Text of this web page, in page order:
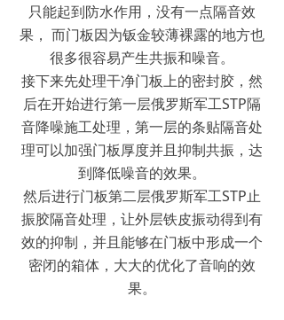
只能起到防水作用，没有一点隔音效
果， 而门板因为钣金较薄裸露的地方也
很多很容易产生共振和噪音。
接下来先处理干净门板上的密封胶，然
后在开始进行第一层俄罗斯军工STP隔
音降噪施工处理，第一层的条贴隔音处
理可以加强门板厚度并且抑制共振，达
到降低噪音的效果。
然后进行门板第二层俄罗斯军工STP止
振胶隔音处理，让外层铁皮振动得到有
效的抑制，并且能够在门板中形成一个
密闭的箱体，大大的优化了音响的效
果。